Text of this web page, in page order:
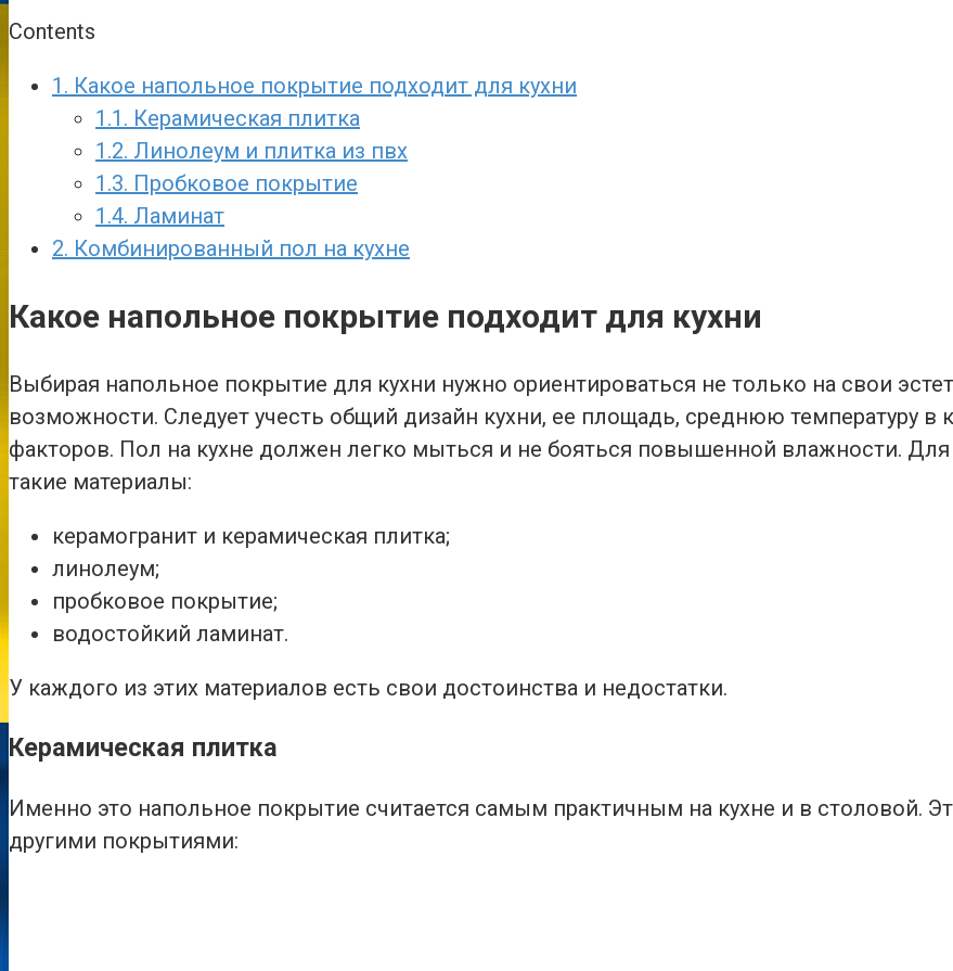
Contents
1. Какое напольное покрытие подходит для кухни
1.1. Керамическая плитка
1.2. Линолеум и плитка из пвх
1.3. Пробковое покрытие
1.4. Ламинат
2. Комбинированный пол на кухне
Какое напольное покрытие подходит для кухни
Выбирая напольное покрытие для кухни нужно ориентироваться не только на свои
возможности. Следует учесть общий дизайн кухни, ее площадь, среднюю температуру
факторов. Пол на кухне должен легко мыться и не бояться повышенной влажности.
такие материалы:
керамогранит и керамическая плитка;
линолеум;
пробковое покрытие;
водостойкий ламинат.
У каждого из этих материалов есть свои достоинства и недостатки.
Керамическая плитка
Именно это напольное покрытие считается самым практичным на кухне и в столовой.
другими покрытиями: